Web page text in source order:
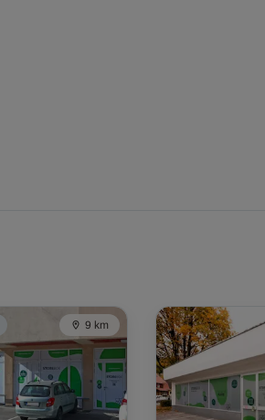
-10%
85,00 EUR/mois
9 km